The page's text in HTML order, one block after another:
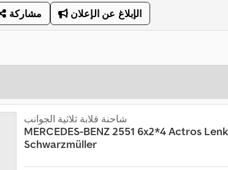
مشاركة الإبلاغ عن الإعلان
شاحنة قلابة ثلاثية الجوانب
MERCEDES-BENZ2551 6x2*4 Actros
Schwarzmüller